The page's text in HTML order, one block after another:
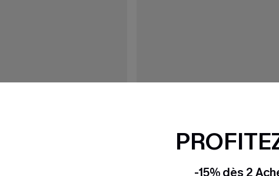
-15% dès 2